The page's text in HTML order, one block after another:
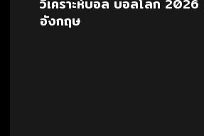
อังกฤษ